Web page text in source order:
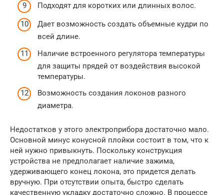
Подходят для коротких или длинных волос.
Дает возможность создать объемные кудри по
всей длине.
Наличие встроенного регулятора температуры
для защиты прядей от воздействия высокой
температуры.
Возможность создания локонов разного
диаметра.
Недостатков у этого электроприбора достаточно мало.
Основной минус конусной плойки состоит в том, что к
ней нужно привыкнуть. Поскольку конструкция
устройства не предполагает наличие зажима,
удерживающего конец локона, это придется делать
вручную. При отсутствии опыта, быстро сделать
качественную укладку достаточно сложно. В процессе